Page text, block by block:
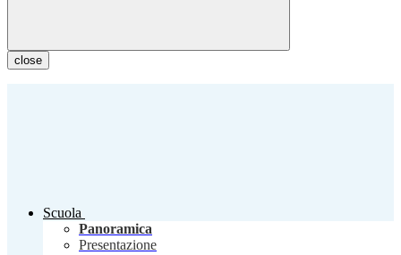
close
Scuola
Panoramica
Presentazione